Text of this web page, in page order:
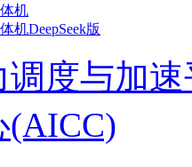
机
机DeepSeek版
调度与加
(AICC)